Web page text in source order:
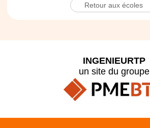
Retour aux écoles
INGENIEURTP
un site du groupe